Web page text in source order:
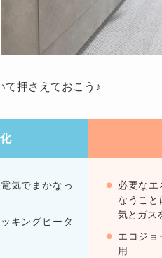
て押さえておこう♪
気でまかなっ
キングヒータ
必要な
なうこ
気とガス
エコジ
用